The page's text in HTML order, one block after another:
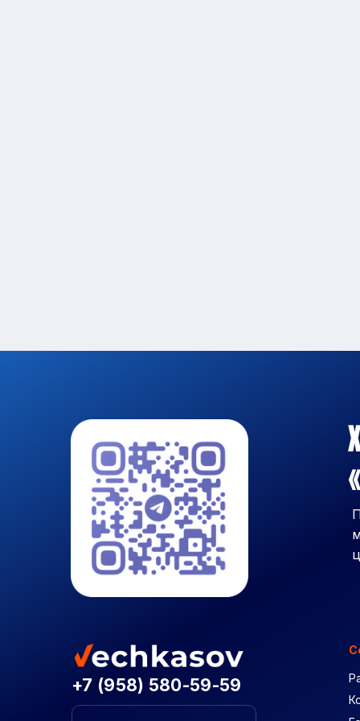
+7 (958) 580-59-59